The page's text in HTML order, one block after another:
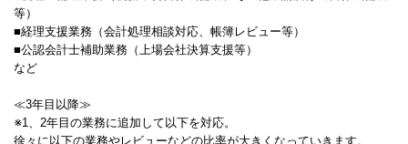
等）
■経理支援業務（会計処理相談対応、帳簿レビュー等）
■公認会計士補助業務（上場会社決算支援等）
など
≪3年目以降≫
※1、2年目の業務に追加して以下を対応。
徐々に以下の業務やレビューなどの比率が大きくなっていきます。